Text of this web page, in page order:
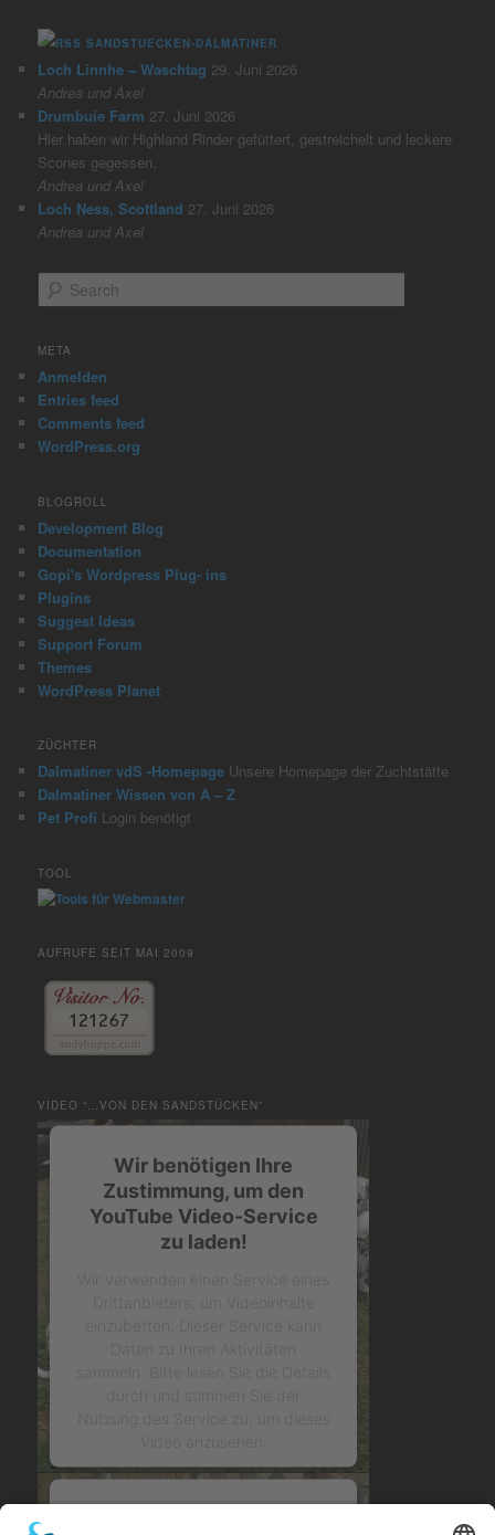
SANDSTUECKEN-DALMATINER
Loch Linnhe – Waschtag 29. Juni 2026
Andrea und Axel
Drumbuie Farm 27. Juni 2026
Hier haben wir Highland Rinder gefüttert, gestreichelt und leckere
Scones gegessen.
Andrea und Axel
Loch Ness, Scottland 27. Juni 2026
Andrea und Axel
e
r
h
META
Anmelden
Entries feed
Comments feed
WordPress.org
BLOGROLL
Development Blog
Documentation
Gopi's Wordpress Plug- ins
Plugins
Suggest Ideas
Support Forum
Themes
WordPress Planet
ZÜCHTER
Dalmatiner vdS -Homepage Unsere Homepage der Zuchtstätte
Dalmatiner Wissen von A – Z
Pet Profi Login benötigt
TOOL
AUFRUFE SEIT MAI 2009
VIDEO “…VON DEN SANDSTÜCKEN”
Wir benötigen Ihre
Zustimmung, um den
YouTube Video-Service
zu laden!
Mehr Informationen